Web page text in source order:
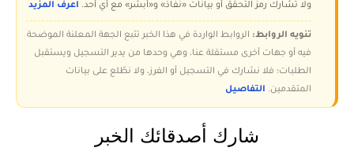
ولا تُشارك رمز التحقق أو بيانات «نفاذ» و«أبشر» مع أي أحد. اعرف المزيد
تنويه الروابط: الروابط الواردة في هذا الخبر تتبع الجهة المعلنة الموضحة
فيه أو جهات أخرى مستقلة عنا، وهي وحدها من يدير التسجيل ويستقبل
الطلبات؛ فلا نشارك في التسجيل أو الفرز، ولا نطّلع على بيانات
المتقدمين. التفاصيل
شارك أصدقائك الخبر